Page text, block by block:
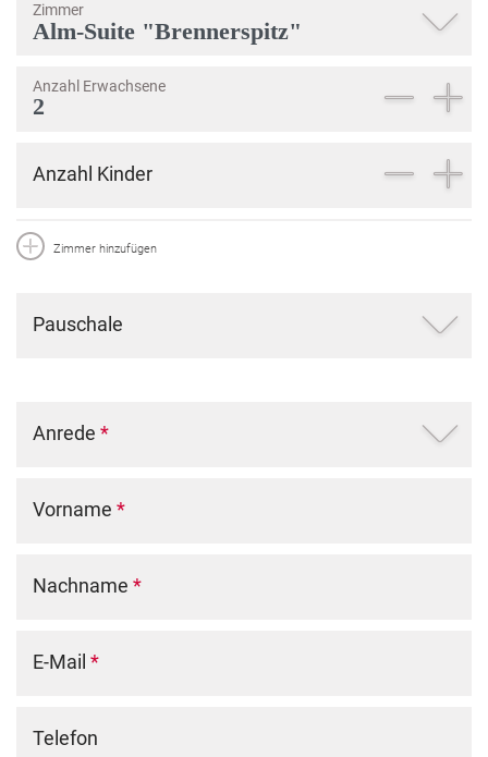
Zimmer
Anzahl Erwachsene
Anzahl Kinder
Zimmer hinzufügen
Pauschale
Anrede *
Vorname *
Nachname *
E-Mail *
Telefon